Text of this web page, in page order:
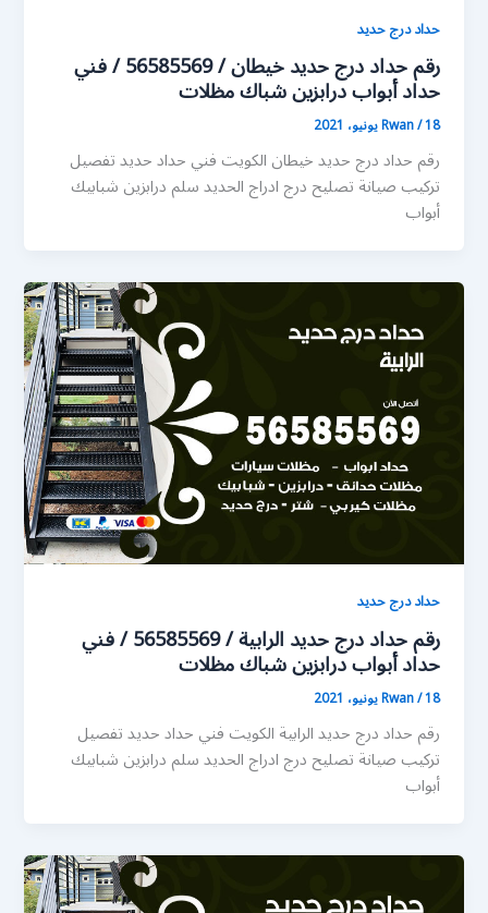
حداد درج حديد
رقم حداد درج حديد خيطان / 56585569 / فني
حداد أبواب درابزين شباك مظلات
Rwan/18 يونيو، 2021
رقم حداد درج حديد خيطان الكويت فني حداد حديد تفصيل
تركيب صيانة تصليح درج ادراج الحديد سلم درابزين شبابيك
أبواب
حداد درج حديد
رقم حداد درج حديد الرابية / 56585569 / فني
حداد أبواب درابزين شباك مظلات
Rwan/18 يونيو، 2021
رقم حداد درج حديد الرابية الكويت فني حداد حديد تفصيل
تركيب صيانة تصليح درج ادراج الحديد سلم درابزين شبابيك
أبواب